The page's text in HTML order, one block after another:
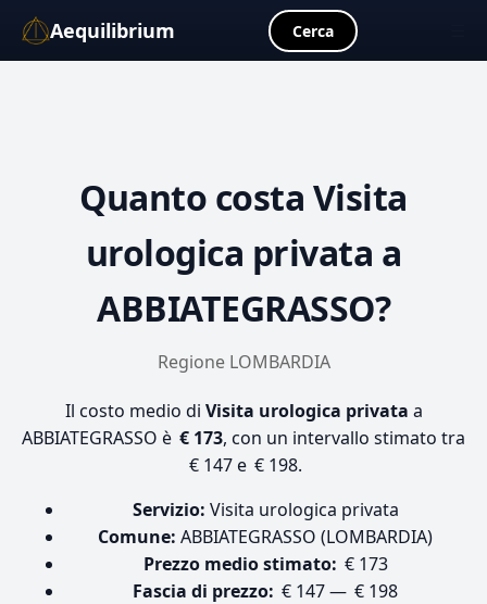
Aequilibrium Cerca
Quanto costa Visita
urologica privata a
ABBIATEGRASSO?
Regione LOMBARDIA
Il costo medio di Visita urologica privata a
ABBIATEGRASSO è € 173, con un intervallo stimato tra
€ 147 e € 198.
Servizio: Visita urologica privata
Comune: ABBIATEGRASSO (LOMBARDIA)
Prezzo medio stimato: € 173
Fascia di prezzo: € 147 — € 198